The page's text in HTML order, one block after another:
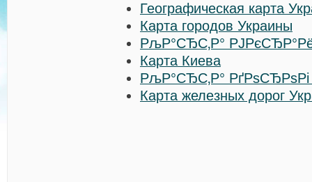
Географическая карта
Карта городов Украины
РљР°СЂС‚Р°
Карта Киева
РљР°СЂС‚Р°
Карта железных дорог